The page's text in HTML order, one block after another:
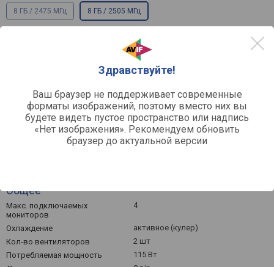
Здравствуйте!
Ваш браузер не поддерживает современные
форматы изображений, поэтому вместо них вы
будете видеть пустое пространство или надпись
«Нет изображения». Рекомендуем обновить
браузер до актуальной версии
8 ГБ / 2475 МГц 8 ГБ / 2505 МГц
PCI-E v4.0 / x8 /
Разъемы подключения
HDMI
1 шт
Версия HDMI
v.2.1a
3 шт
Общее
Макс. подключаемых
мониторов
4
Охлаждение
активное (кулер)
Кол-во вентиляторов
2 шт
Потребляемая мощность
115 Вт